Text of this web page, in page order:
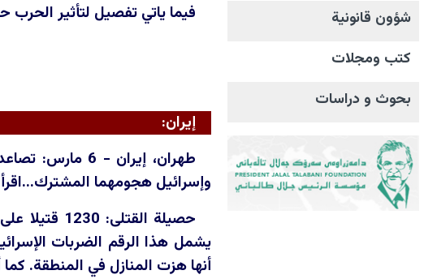
شؤون قانونية
كتب ومجلات
بحوث و دراسات
فيما ياتي تفصيل لتأثير الحرب
إيران:
وإسرائيل هجومهما المشترك...اقرأ
حصيلة
يشمل هذا الرقم الضربات
أنها هزت المنازل في المنطقة.